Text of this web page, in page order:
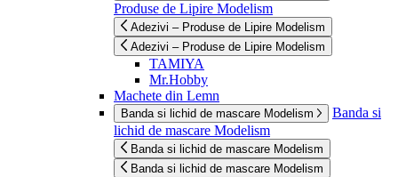
Produse de Lipire Modelism
Adezivi – Produse de Lipire Modelism
Adezivi – Produse de Lipire Modelism
TAMIYA
Mr.Hobby
Machete din Lemn
Banda si lichid de mascare Modelism
Banda si
lichid de mascare Modelism
Banda si lichid de mascare Modelism
Banda si lichid de mascare Modelism